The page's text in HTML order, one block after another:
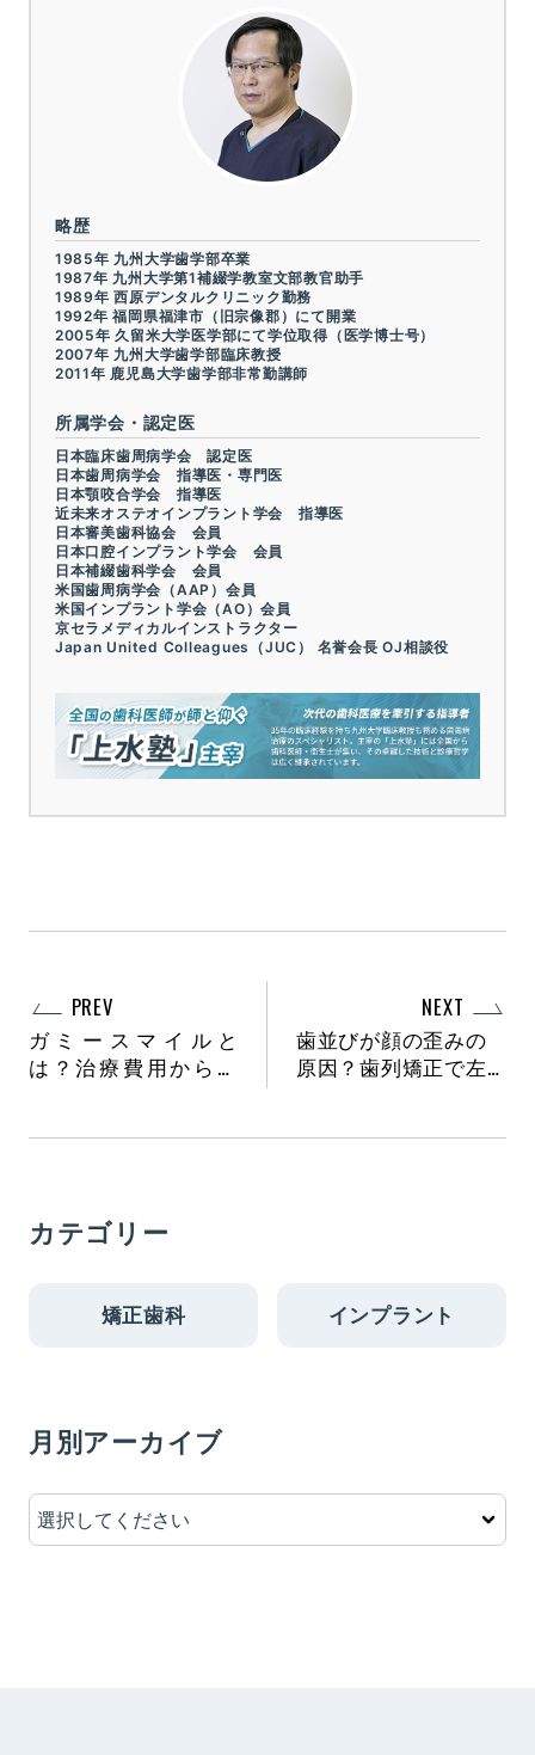
略歴
1985年 九州大学歯学部卒業
1987年 九州大学第1補綴学教室文部教官助手
1989年 西原デンタルクリニック勤務
1992年 福岡県福津市（旧宗像郡）にて開業
2005年 久留米大学医学部にて学位取得（医学博士号）
2007年 九州大学歯学部臨床教授
2011年 鹿児島大学歯学部非常勤講師
所属学会・認定医
日本臨床歯周病学会 認定医
日本歯周病学会 指導医・専門医
日本顎咬合学会 指導医
近未来オステオインプラント学会 指導医
日本審美歯科協会 会員
日本口腔インプラント学会 会員
日本補綴歯科学会 会員
米国歯周病学会（AAP）会員
米国インプラント学会（AO）会員
京セラメディカルインストラクター
Japan United Colleagues（JUC） 名誉会長 OJ相談役
PREV
ガミースマイルと
は？治療費用から方
NEXT
歯並びが顔の歪みの
原因？歯列矯正で左
カテゴリー
矯正歯科 インプラント
月別アーカイブ